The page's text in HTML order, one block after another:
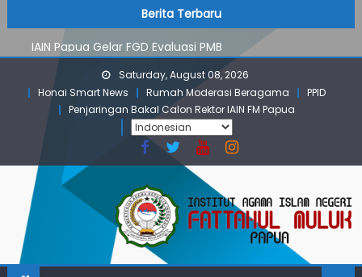
to
content
Berita Terbaru
IAIN Papua Gelar FGD Evaluasi PMB
KKN IAIN Papua: Kelompok Skow Sae Kolaborasi dengan
KKN UGM dan Uncen
Para Mahasiswa PGMI IAIN Papua Tembus Jurnal
Terindeks Google Scholar
Pembekalan KKN: Bangun Komunikasi Aktif dengan
Masyarakat
PMB Jalur Mandiri: Peserta Ujian Dari Lanny Jaya Hingga
Maluku
Saturday, August 08, 2026
Honai Smart News
Rumah Moderasi Beragama
PPID
Penjaringan Bakal Calon Rektor IAIN FM Papua